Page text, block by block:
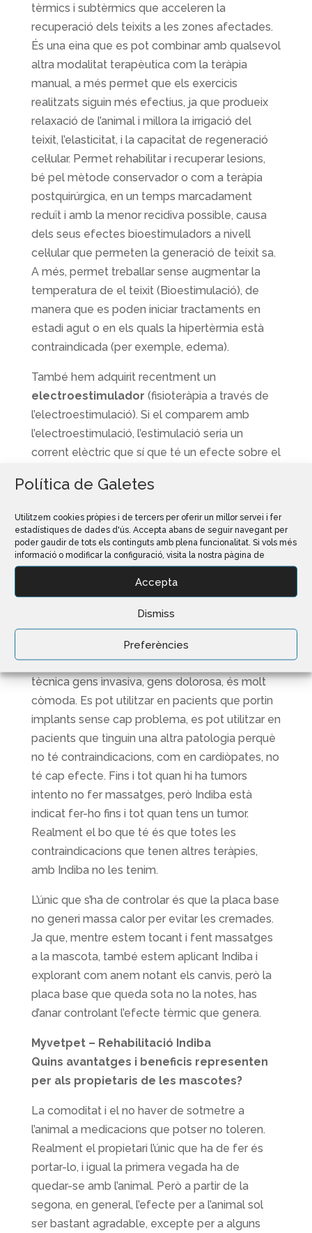
Política de Galetes
Utilitzem cookies pròpies i de tercers per oferir un millor servei i fer
estadístiques de dades d'ús. Accepta abans de seguir navegant per
poder gaudir de tots els continguts amb plena funcionalitat. Si vols més
informació o modificar la configuració, visita la nostra pàgina de
Accepta
Dismiss
Preferències
tèrmics i subtèrmics que acceleren la
recuperació dels teixits a les zones afectades.
És una eina que es pot combinar amb qualsevol
altra modalitat terapèutica com la teràpia
manual, a més permet que els exercicis
realitzats siguin més efectius, ja que produeix
relaxació de l’animal i millora la irrigació del
teixit, l’elasticitat, i la capacitat de regeneració
cel·lular. Permet rehabilitar i recuperar lesions,
bé pel mètode conservador o com a teràpia
postquirúrgica, en un temps marcadament
reduït i amb la menor recidiva possible, causa
dels seus efectes bioestimuladors a nivell
cel·lular que permeten la generació de teixit sa.
A més, permet treballar sense augmentar la
temperatura de el teixit (Bioestimulació), de
manera que es poden iniciar tractaments en
estadi agut o en els quals la hipertèrmia està
contraindicada (per exemple, edema).
També hem adquirit recentment un
electroestimulador (fisioteràpia a través de
l’electroestimulació). Si el comparem amb
l’electroestimulació, l’estimulació seria un
corrent elèctric que sí que té un efecte sobre el
poden usar també per a la mateixa finalitat: tant
augmentar la massa muscular.
Myvetpet – Rehabilitació Indiba
Quin valor afegit pot aportar als pacients?
Sobretot el gran potencial antiinflamatori que
té, que no deixa de sorprendre’ns, i que és una
tècnica gens invasiva, gens dolorosa, és molt
còmoda. Es pot utilitzar en pacients que portin
implants sense cap problema, es pot utilitzar en
pacients que tinguin una altra patologia perquè
no té contraindicacions, com en cardiòpates, no
té cap efecte. Fins i tot quan hi ha tumors
intento no fer massatges, però Indiba està
indicat fer-ho fins i tot quan tens un tumor.
Realment el bo que té és que totes les
contraindicacions que tenen altres teràpies,
amb Indiba no les tenim.
L’únic que s’ha de controlar és que la placa base
no generi massa calor per evitar les cremades.
Ja que, mentre estem tocant i fent massatges
a la mascota, també estem aplicant Indiba i
explorant com anem notant els canvis, però la
placa base que queda sota no la notes, has
d’anar controlant l’efecte tèrmic que genera.
Myvetpet – Rehabilitació Indiba
Quins avantatges i beneficis representen
per als propietaris de les mascotes?
La comoditat i el no haver de sotmetre a
l’animal a medicacions que potser no toleren.
Realment el propietari l’únic que ha de fer és
portar-lo, i igual la primera vegada ha de
quedar-se amb l’animal. Però a partir de la
segona, en general, l’efecte per a l’animal sol
ser bastant agradable, excepte per a alguns